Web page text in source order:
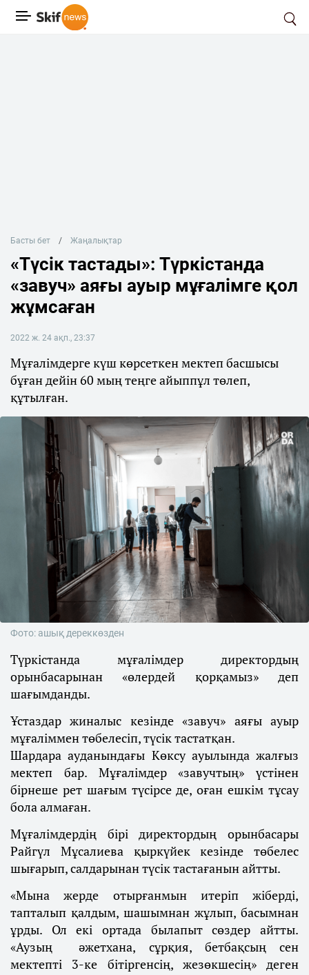
Басты бет Жаңалықтар
«Түсік тастады»: Түркістанда
«завуч» аяғы ауыр мұғалімге қол
жұмсаған
2022 ж. 24 ақп., 23:37
Мұғалімдерге күш көрсеткен мектеп басшысы
бұған дейін 60 мың теңге айыппұл төлеп,
құтылған.
Фото: ашық дереккөзден
Түркістанда мұғалімдер директордың
орынбасарынан «өлердей қорқамыз» деп
шағымданды.
Ұстаздар жиналыс кезінде «завуч» аяғы ауыр
мұғаліммен төбелесіп, түсік тастатқан.
Шардара ауданындағы Көксу ауылында жалғыз
мектеп бар. Мұғалімдер «завучтың» үстінен
бірнеше рет шағым түсірсе де, оған ешкім тұсау
бола алмаған.
Мұғалімдердің бірі директордың орынбасары
Райгүл Мұсалиева қыркүйек кезінде төбелес
шығарып, салдарынан түсік тастағанын айтты.
«Мына жерде отырғанмын итеріп жіберді,
тапталып қалдым, шашымнан жұлып, басымнан
ұрды. Ол екі ортада былапыт сөздер айтты.
«Аузың әжетхана, сұрқия, бетбақсың сен
мектепті 3-ке бітіргенсің, жезөкшесің» деген